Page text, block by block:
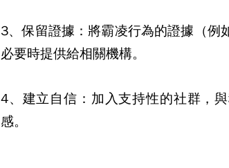
3、保留證據： 將霸凌行為的證據（例
必要時提供給相關機構。
4、建立自信： 加入支持性的社群，
感。